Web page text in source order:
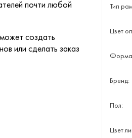
Тип
Цвет
Бренд:
Пол:
Цвет
почти любой
создать
или сделать заказ